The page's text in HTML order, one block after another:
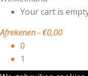
Your cart is
Afrekenen-€0,00
0
1